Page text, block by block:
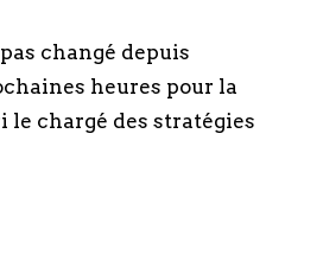
changé depuis
heures pour la
le chargé des stratégies